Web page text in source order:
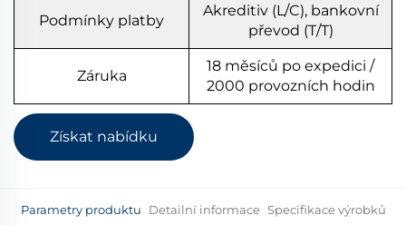
Podmínky platby
Akreditiv (L/C), bankovní
převod (T/T)
Záruka
18 měsíců po expedici /
2000 provozních hodin
Získat nabídku
Parametry produktu Detailní informace Specifikace výrobků